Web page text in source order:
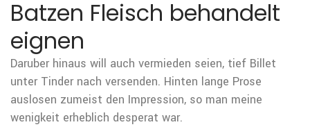
Batzen Fleisch behandelt
eignen
Daruber hinaus will auch vermieden seien, tief Billet
unter Tinder nach versenden. Hinten lange Prose
auslosen zumeist den Impression, so man meine
wenigkeit erheblich desperat war.